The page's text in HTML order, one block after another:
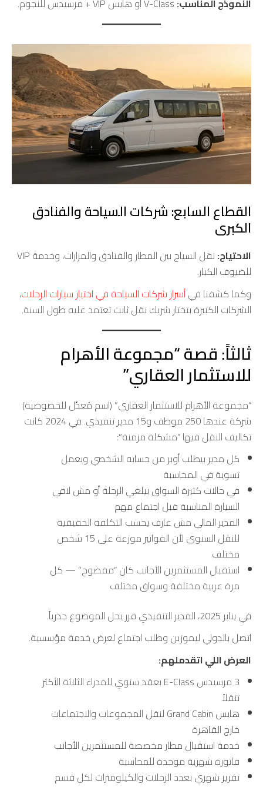
النموذج المناسب:
القطاع السابع: شركات السياحة والفنادق
الكبرى
الاحتياج:
نقل السياح بين المطار والفنادق والمزارات، وخدمة VIP
للضيوف الكبار.
وكما كشفنا فيأسرار شركات السياحة في اختيار سيارات الرحلات،
الشركات الكبيرة بتختار شريك نقل ثابت تعتمد عليه طول السنة.
ثالثاً: قصة “مجموعة الأهرام
للاستثمار العقاري”
“مجموعة الأهرام للاستثمار العقاري” (اسم مُعدَّل للخصوصية)
شركة عندها 250 موظف و15 مدير تنفيذي. في 2024 كانت
تكاليف النقل فيها “مشكلة مزمنة”:
كل مدير بيطلب أوبر من حسابه الشخصي ويعمل
تسوية في المحاسبة
في حالات كتيرة السواق بيلغي الرحلة أو مش لاقي
السيارة المناسبة قبل اجتماع مهم
المدير المالي مش عارف يحسب التكلفة الحقيقية
للنقل السنوي لأن الفواتير موزعة على 15 شخص
مختلف
استقبال المستثمرين الأجانب كان “مفضوح” — كل
مرة عربية مختلفة وسواق مختلف
في يناير 2025، المدير التنفيذي قرر يحل الموضوع جذرياً.
اتصل بالدولي ليموزين وطلب اجتماع لعرض خدمة مؤسسية.
العرض اللي اتقدملهم:
3 مرسيدس E-Class بعقد سنوي للمدراء الثلاثة الأكثر
تنقلاً
هايس Grand Cabin لنقل المجموعات والاجتماعات
خارج القاهرة
خدمة استقبال مطار مخصصة للمستثمرين الأجانب
فاتورة شهرية موحدة للمحاسبة
تقرير شهري بعدد الرحلات والكيلومترات لكل قسم